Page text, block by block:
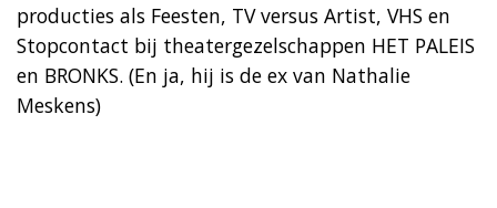
producties als Feesten, TV versus Artist, VHS en
Stopcontact bij theatergezelschappen HET PALEIS
en BRONKS. (En ja, hij is de ex van Nathalie
Meskens)